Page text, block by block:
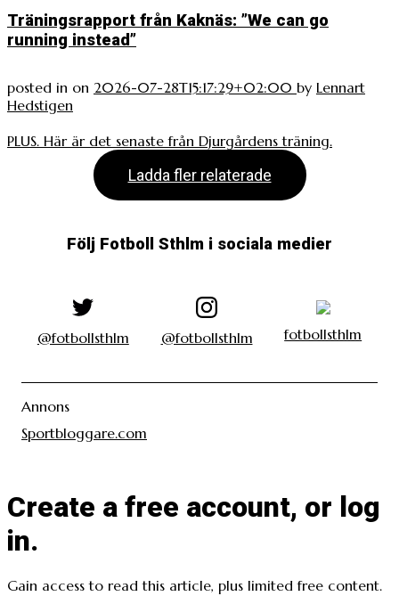
Träningsrapport från Kaknäs: ”We can go
running instead”
posted in on 2026-07-28T15:17:29+02:00 by Lennart
Hedstigen
PLUS. Här är det senaste från Djurgårdens träning.
Ladda fler relaterade
Följ Fotboll Sthlm i sociala medier
@fotbollsthlm @fotbollsthlm fotbollsthlm
Annons
Sportbloggare.com
Create a free account, or log
in.
Gain access to read this article, plus limited free content.